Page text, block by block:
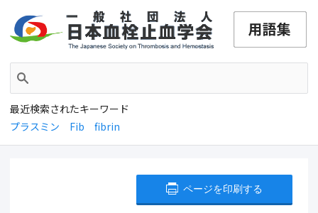
最近検索されたキーワード
プラスミン
Fib fibrin
ページを印刷する